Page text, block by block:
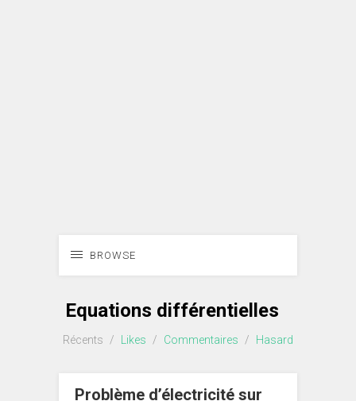
BROWSE
Equations différentielles
Récents / Likes / Commentaires / Hasard
Problème d’électricité sur